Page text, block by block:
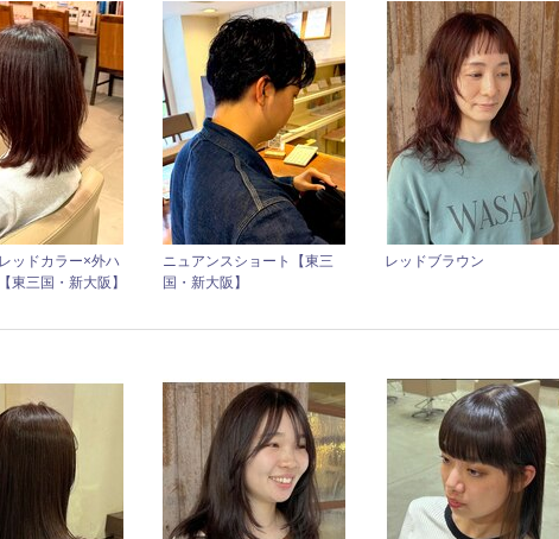
ッドカラー×外ハ
東三国・新大阪】
ニュアンスショート【東三
国・新大阪】
レッドブラウン